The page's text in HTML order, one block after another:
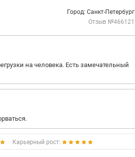
Город: Санкт-Петербург
Отзыв №466121
на человека. Есть замечательный
Карьерный рост: